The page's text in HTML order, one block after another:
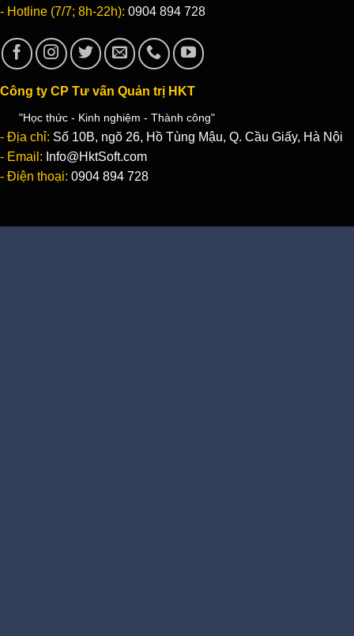
- Hotline (7/7; 8h-22h): 0904 894 728
Công ty CP Tư vấn Quản trị HKT
"Học thức - Kinh nghiệm - Thành công"
- Địa chỉ: Số 10B, ngõ 26, Hồ Tùng Mậu, Q. Cầu Giấy, Hà Nội
- Email: Info@HktSoft.com
- Điện thoại: 0904 894 728